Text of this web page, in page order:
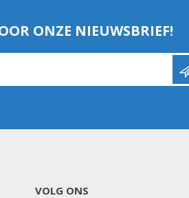
ONZE NIEUWSBRIEF!
VOLG ONS